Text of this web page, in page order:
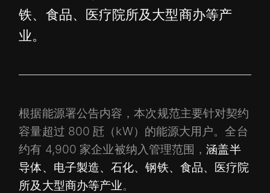
铁、食品、医疗院所及大型商办等产
业。
根据能源署公告内容，本次规范主要针对契约
容量超过 800 瓩（kW）的能源大用户。全台
约有 4,900 家企业被纳入管理范围，涵盖半
导体、电子製造、石化、钢铁、食品、医疗院
所及大型商办等产业。